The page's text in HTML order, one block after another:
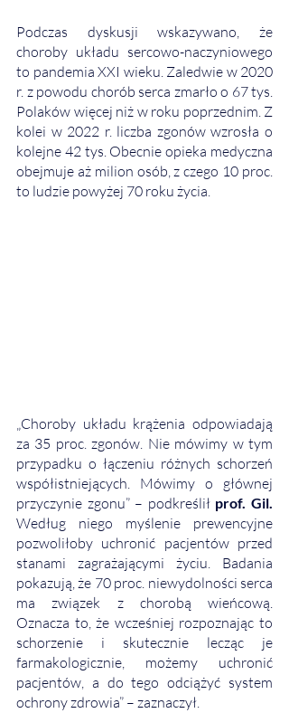
Podczas dyskusji wskazywano, że
choroby układu sercowo-naczyniowego
to pandemia XXI wieku. Zaledwie w 2020
r. z powodu chorób serca zmarło o 67 tys.
Polaków więcej niż w roku poprzednim. Z
kolei w 2022 r. liczba zgonów wzrosła o
kolejne 42 tys. Obecnie opieka medyczna
obejmuje aż milion osób, z czego 10 proc.
to ludzie powyżej 70 roku życia.
„Choroby układu krążenia odpowiadają
za 35 proc. zgonów. Nie mówimy w tym
przypadku o łączeniu różnych schorzeń
współistniejących. Mówimy o głównej
przyczynie zgonu” – podkreślił prof. Gil.
Według niego myślenie prewencyjne
pozwoliłoby uchronić pacjentów przed
stanami zagrażającymi życiu. Badania
pokazują, że 70 proc. niewydolności serca
ma związek z chorobą wieńcową.
Oznacza to, że wcześniej rozpoznając to
schorzenie i skutecznie lecząc je
farmakologicznie, możemy uchronić
pacjentów, a do tego odciążyć system
ochrony zdrowia” – zaznaczył.